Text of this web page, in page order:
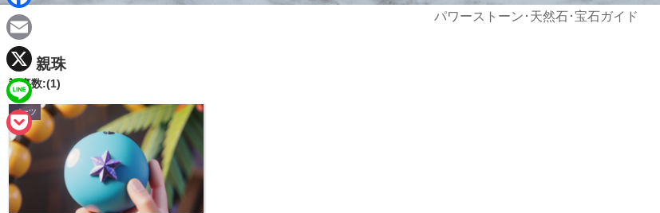
パワーストーン･天然石･宝石ガイド
親珠
記事数:(1)
パーツ
F
a
c
e
b
o
o
k
E
m
a
i
l
X
L
i
n
e
P
o
c